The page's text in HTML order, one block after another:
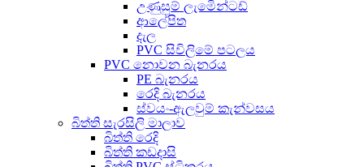
උණුසුම් ලැමිෙන්ටඩ්
ආලේපිත
දැල
PVC සිවිලිමේ පටලය
PVC නොවන බැනරය
PE බැනරය
රෙදි බැනරය
ස්වයං-ඇලවුම් කැන්වසය
බිත්ති සැරසිලි මාලාව
බිත්ති රෙදි
බිත්ති කඩදාසි